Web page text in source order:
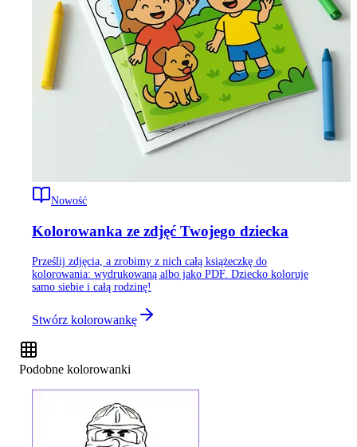
Nowość
Kolorowanka ze zdjęć Twojego dziecka
Prześlij zdjęcia, a zrobimy z nich całą książeczkę do
kolorowania: wydrukowaną albo jako PDF. Dziecko koloruje
samo siebie i całą rodzinę!
Stwórz kolorowankę
Podobne kolorowanki